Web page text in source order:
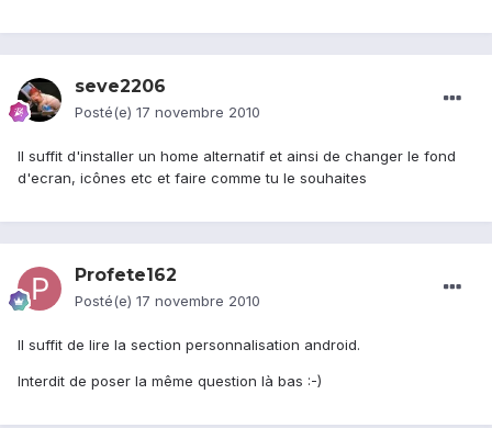
seve2206
Posté(e) 17 novembre 2010
Il suffit d'installer un home alternatif et ainsi de changer le fond
d'ecran, icônes etc et faire comme tu le souhaites
Profete162
Posté(e) 17 novembre 2010
Il suffit de lire la section personnalisation android.
Interdit de poser la même question là bas :-)